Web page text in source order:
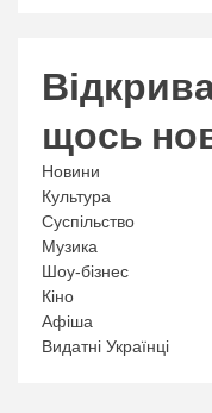
щось
Новини
Культура
Суспільство
Музика
Шоу-бізнес
Кіно
Афіша
Видатні Українці